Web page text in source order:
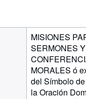
MISIONES
SERMONES Y
MORALES ó
del Símbolo
la Oración